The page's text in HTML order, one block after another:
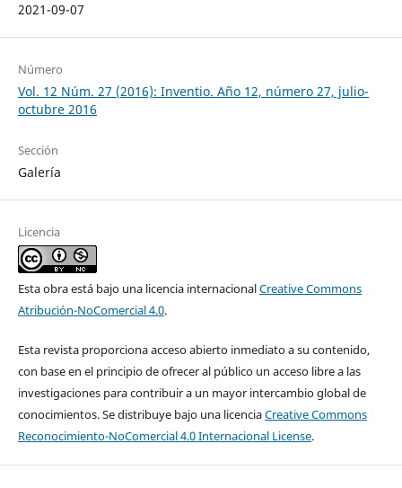
2021-09-07
Número
Vol. 12 Núm. 27 (2016): Inventio. Año 12, número 27, julio-
octubre 2016
Sección
Galería
Licencia
Esta obra está bajo una licencia internacionalCreative Commons
Atribución-NoComercial 4.0.
Esta revista proporciona acceso abierto inmediato a su contenido,
con base en el principio de ofrecer al público un acceso libre a las
investigaciones para contribuir a un mayor intercambio global de
conocimientos. Se distribuye bajo una licenciaCreative Commons
Reconocimiento-NoComercial 4.0 Internacional License.